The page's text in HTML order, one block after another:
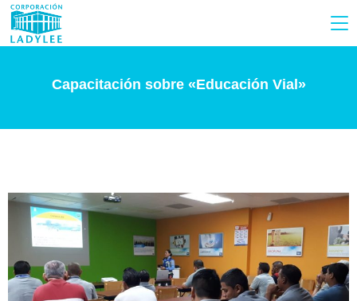
Capacitación sobre «Educación Vial»